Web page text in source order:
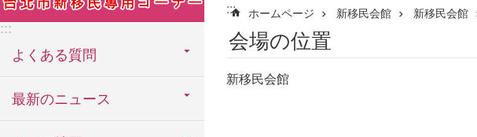
:::
よくある質問
最新のニュース
::: ホームページ 新移民会館 新移民会館
会場の位置
新移民会館